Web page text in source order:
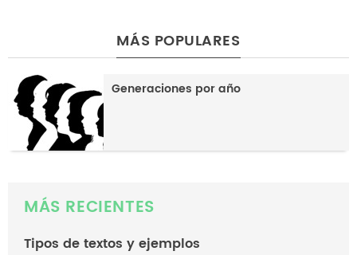
MÁS POPULARES
Generaciones por año
MÁS RECIENTES
Tipos de textos y ejemplos